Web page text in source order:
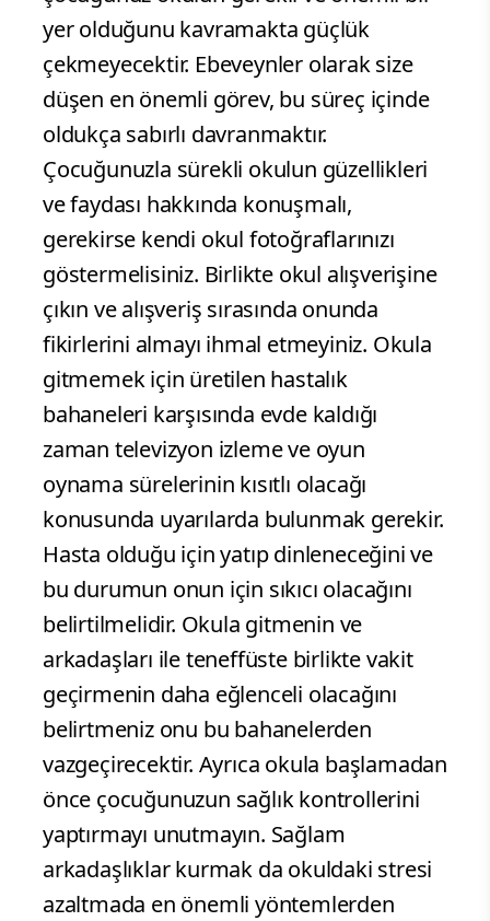
yer olduğunu kavramakta güçlük
çekmeyecektir. Ebeveynler olarak size
düşen en önemli görev, bu süreç içinde
oldukça sabırlı davranmaktır.
Çocuğunuzla sürekli okulun güzellikleri
ve faydası hakkında konuşmalı,
gerekirse kendi okul fotoğraflarınızı
göstermelisiniz. Birlikte okul alışverişine
çıkın ve alışveriş sırasında onunda
fikirlerini almayı ihmal etmeyiniz. Okula
gitmemek için üretilen hastalık
bahaneleri karşısında evde kaldığı
zaman televizyon izleme ve oyun
oynama sürelerinin kısıtlı olacağı
konusunda uyarılarda bulunmak gerekir.
Hasta olduğu için yatıp dinleneceğini ve
bu durumun onun için sıkıcı olacağını
belirtilmelidir. Okula gitmenin ve
arkadaşları ile teneffüste birlikte vakit
geçirmenin daha eğlenceli olacağını
belirtmeniz onu bu bahanelerden
vazgeçirecektir. Ayrıca okula başlamadan
önce çocuğunuzun sağlık kontrollerini
yaptırmayı unutmayın. Sağlam
arkadaşlıklar kurmak da okuldaki stresi
azaltmada en önemli yöntemlerden